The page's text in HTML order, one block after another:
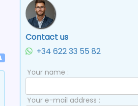
Contact us
+34 622 33 55 82
Your name :
Your e-mail address :